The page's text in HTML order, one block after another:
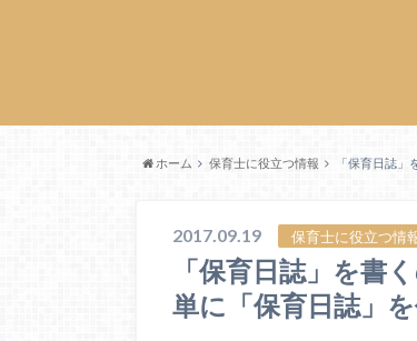
ホーム 保育士に役立つ情報 「保育日誌
2017.09.19 保育士に役立つ情
「保育日誌」を書
単に「保育日誌」